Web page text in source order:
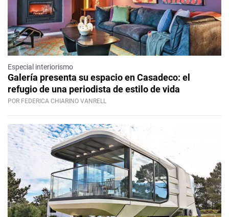
Especial interiorismo
Galería presenta su espacio en Casadeco: el
refugio de una periodista de estilo de vida
POR FEDERICA CHIARINO VANRELL